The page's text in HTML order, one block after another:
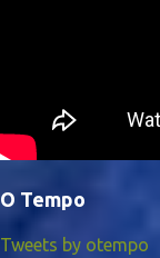
O Tempo
Tweets by otempo